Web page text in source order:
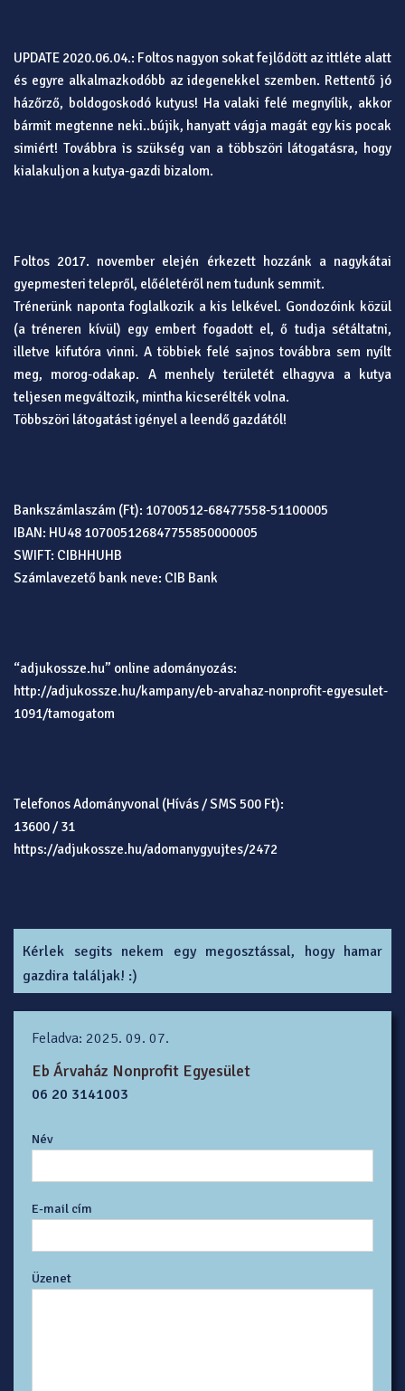
UPDATE 2020.06.04.: Foltos nagyon sokat fejlődött az ittléte alatt
és egyre alkalmazkodóbb az idegenekkel szemben. Rettentő jó
házőrző, boldogoskodó kutyus! Ha valaki felé megnyílik, akkor
bármit megtenne neki..bújik, hanyatt vágja magát egy kis pocak
simiért! Továbbra is szükség van a többszöri látogatásra, hogy
kialakuljon a kutya-gazdi bizalom.
Foltos 2017. november elején érkezett hozzánk a nagykátai
gyepmesteri telepről, előéletéről nem tudunk semmit.
Trénerünk naponta foglalkozik a kis lelkével. Gondozóink közül
(a tréneren kívül) egy embert fogadott el, ő tudja sétáltatni,
illetve kifutóra vinni. A többiek felé sajnos továbbra sem nyílt
meg, morog-odakap. A menhely területét elhagyva a kutya
teljesen megváltozik, mintha kicserélték volna.
Többszöri látogatást igényel a leendő gazdától!
Bankszámlaszám (Ft): 10700512-68477558-51100005
IBAN: HU48 107005126847755850000005
SWIFT: CIBHHUHB
Számlavezető bank neve: CIB Bank
“adjukossze.hu” online adományozás:
http://adjukossze.hu/kampany/eb-arvahaz-nonprofit-egyesulet-
1091/tamogatom
Telefonos Adományvonal (Hívás / SMS 500 Ft):
13600 / 31
https://adjukossze.hu/adomanygyujtes/2472
Kérlek segits nekem egy megosztással, hogy hamar
gazdira találjak! :)
Feladva: 2025. 09. 07.
Eb Árvaház Nonprofit Egyesület
06 20 3141003
Név
E-mail cím
Üzenet